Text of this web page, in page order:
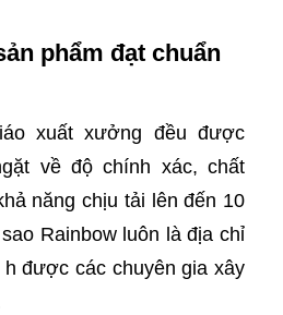
phẩm đạt chuẩn
xuất xưởng đều được
về độ chính xác, chất
năng chịu tải lên đến 10
Rainbow luôn là địa chỉ
được các chuyên gia xây